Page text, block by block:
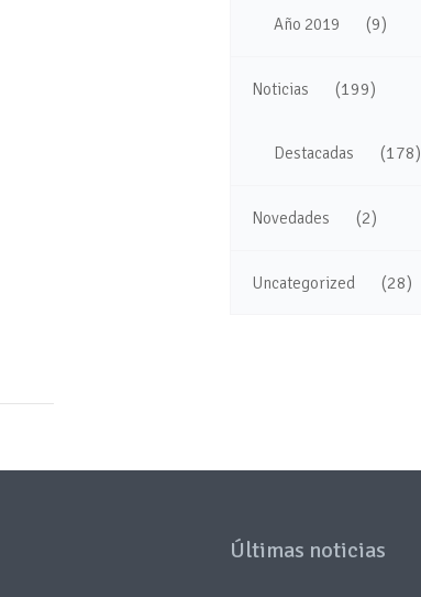
Año 2019 (9)
Noticias (199)
Destacadas (178)
Novedades (2)
Uncategorized (28)
Últimas noticias